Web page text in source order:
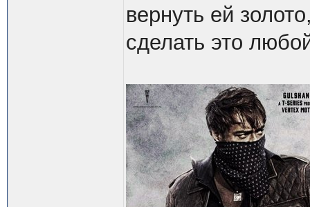
вернуть ей
сделать это